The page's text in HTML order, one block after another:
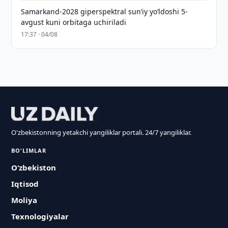
Samarkand-2028 giperspektral sun’iy yo‘ldoshi 5-
avgust kuni orbitaga uchiriladi
17:37 · 04/08
O'zbekistonning yetakchi yangiliklar portali. 24/7 yangiliklar.
BO'LIMLAR
O‘zbekiston
Iqtisod
Moliya
Texnologiyalar